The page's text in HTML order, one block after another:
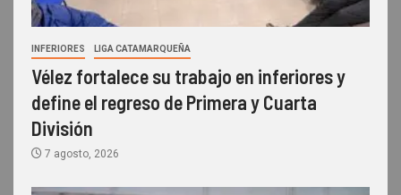
INFERIORES LIGA CATAMARQUEÑA
Vélez fortalece su trabajo en inferiores y
define el regreso de Primera y Cuarta
División
7 agosto, 2026